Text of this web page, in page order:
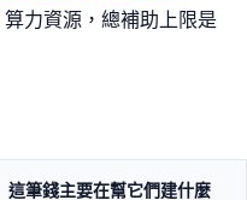
力資源，總補助上限是
這筆錢主要在幫它們建什麼